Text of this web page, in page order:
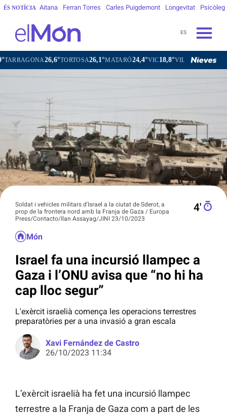
ÉS NOTÍCIA Aitana Ferran Torres Carles Puigdemont Longevitat Psicòleg
ES
26,6°TORTOSA26,1°MATARÓ24,4°VIC18,8°VILAFRANCA DEL
Soldat i vehicles militars d'Israel a la ciutat de Sderot, a
prop de la frontera nord amb la Franja de Gaza / Europa
Press/Contacto/Ilan Assayag/JINI 23/10/2023
4′
Món
Israel fa una incursió llampec a
Gaza i l’ONU avisa que “no hi ha
cap lloc segur”
L'exèrcit israelià comença les operacions terrestres
preparatòries per a una invasió a gran escala
Xavi Fernández de Castro
26/10/2023 11:34
L’exèrcit israelià ha fet una incursió llampec
terrestre a la Franja de Gaza com a part de les